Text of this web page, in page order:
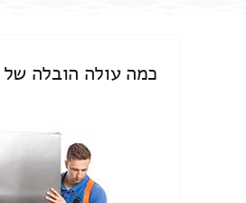
כמה עולה הובלה